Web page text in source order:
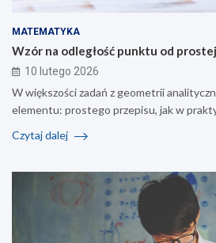
MATEMATYKA
Wzór na odległość punktu od
10 lutego 2026
W większości zadań z geometrii
elementu: prostego przepisu, jak w
Czytaj dalej